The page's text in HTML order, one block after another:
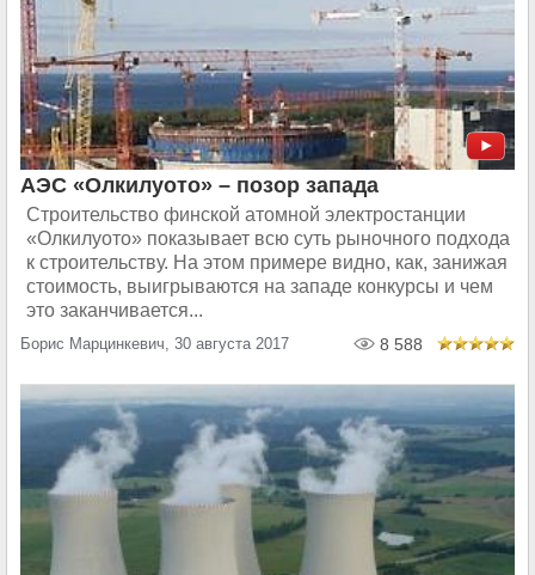
АЭС «Олкилуото» – позор запада
Строительство финской атомной электростанции
«Олкилуото» показывает всю суть рыночного подхода
к строительству. На этом примере видно, как, занижая
стоимость, выигрываются на западе конкурсы и чем
это заканчивается...
Борис Марцинкевич, 30 августа 2017 8 588